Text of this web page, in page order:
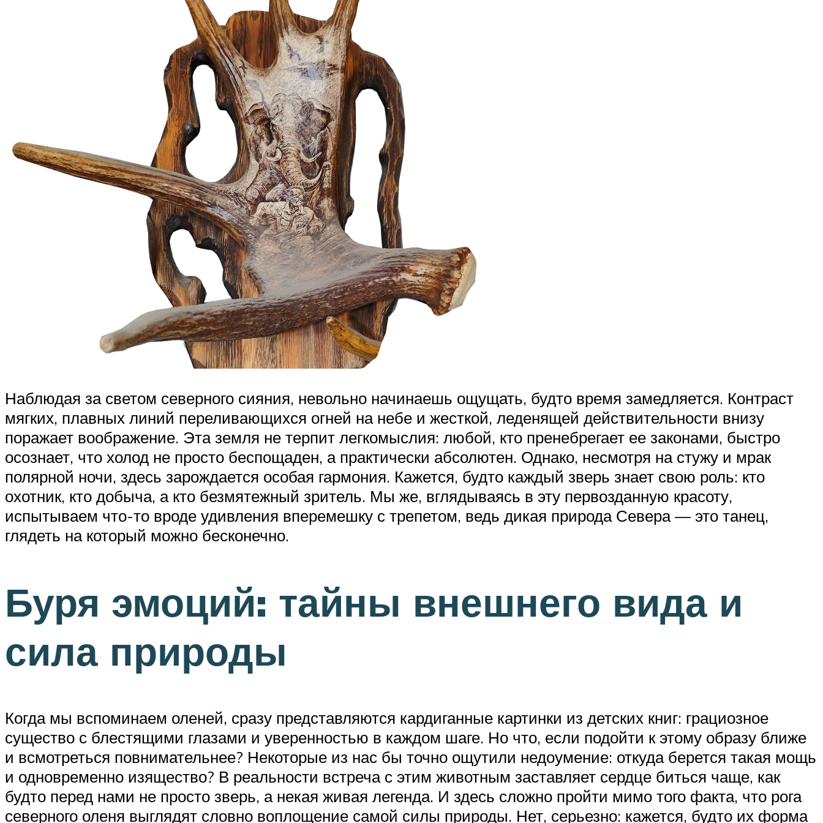
Наблюдая за светом северного сияния, невольно начинаешь ощущать, будто время замедляется. Контраст
мягких, плавных линий переливающихся огней на небе и жесткой, леденящей действительности внизу
поражает воображение. Эта земля не терпит легкомыслия: любой, кто пренебрегает ее законами, быстро
осознает, что холод не просто беспощаден, а практически абсолютен. Однако, несмотря на стужу и мрак
полярной ночи, здесь зарождается особая гармония. Кажется, будто каждый зверь знает свою роль: кто
охотник, кто добыча, а кто безмятежный зритель. Мы же, вглядываясь в эту первозданную красоту,
испытываем что-то вроде удивления вперемешку с трепетом, ведь дикая природа Севера — это танец,
глядеть на который можно бесконечно.
Буря эмоций: тайны внешнего вида и
сила природы
Когда мы вспоминаем оленей, сразу представляются кардиганные картинки из детских книг: грациозное
существо с блестящими глазами и уверенностью в каждом шаге. Но что, если подойти к этому образу ближе
и всмотреться повнимательнее? Некоторые из нас бы точно ощутили недоумение: откуда берется такая мощь
и одновременно изящество? В реальности встреча с этим животным заставляет сердце биться чаще, как
будто перед нами не просто зверь, а некая живая легенда. И здесь сложно пройти мимо того факта, что рога
северного оленя выглядят словно воплощение самой силы природы. Нет, серьезно: кажется, будто их форма